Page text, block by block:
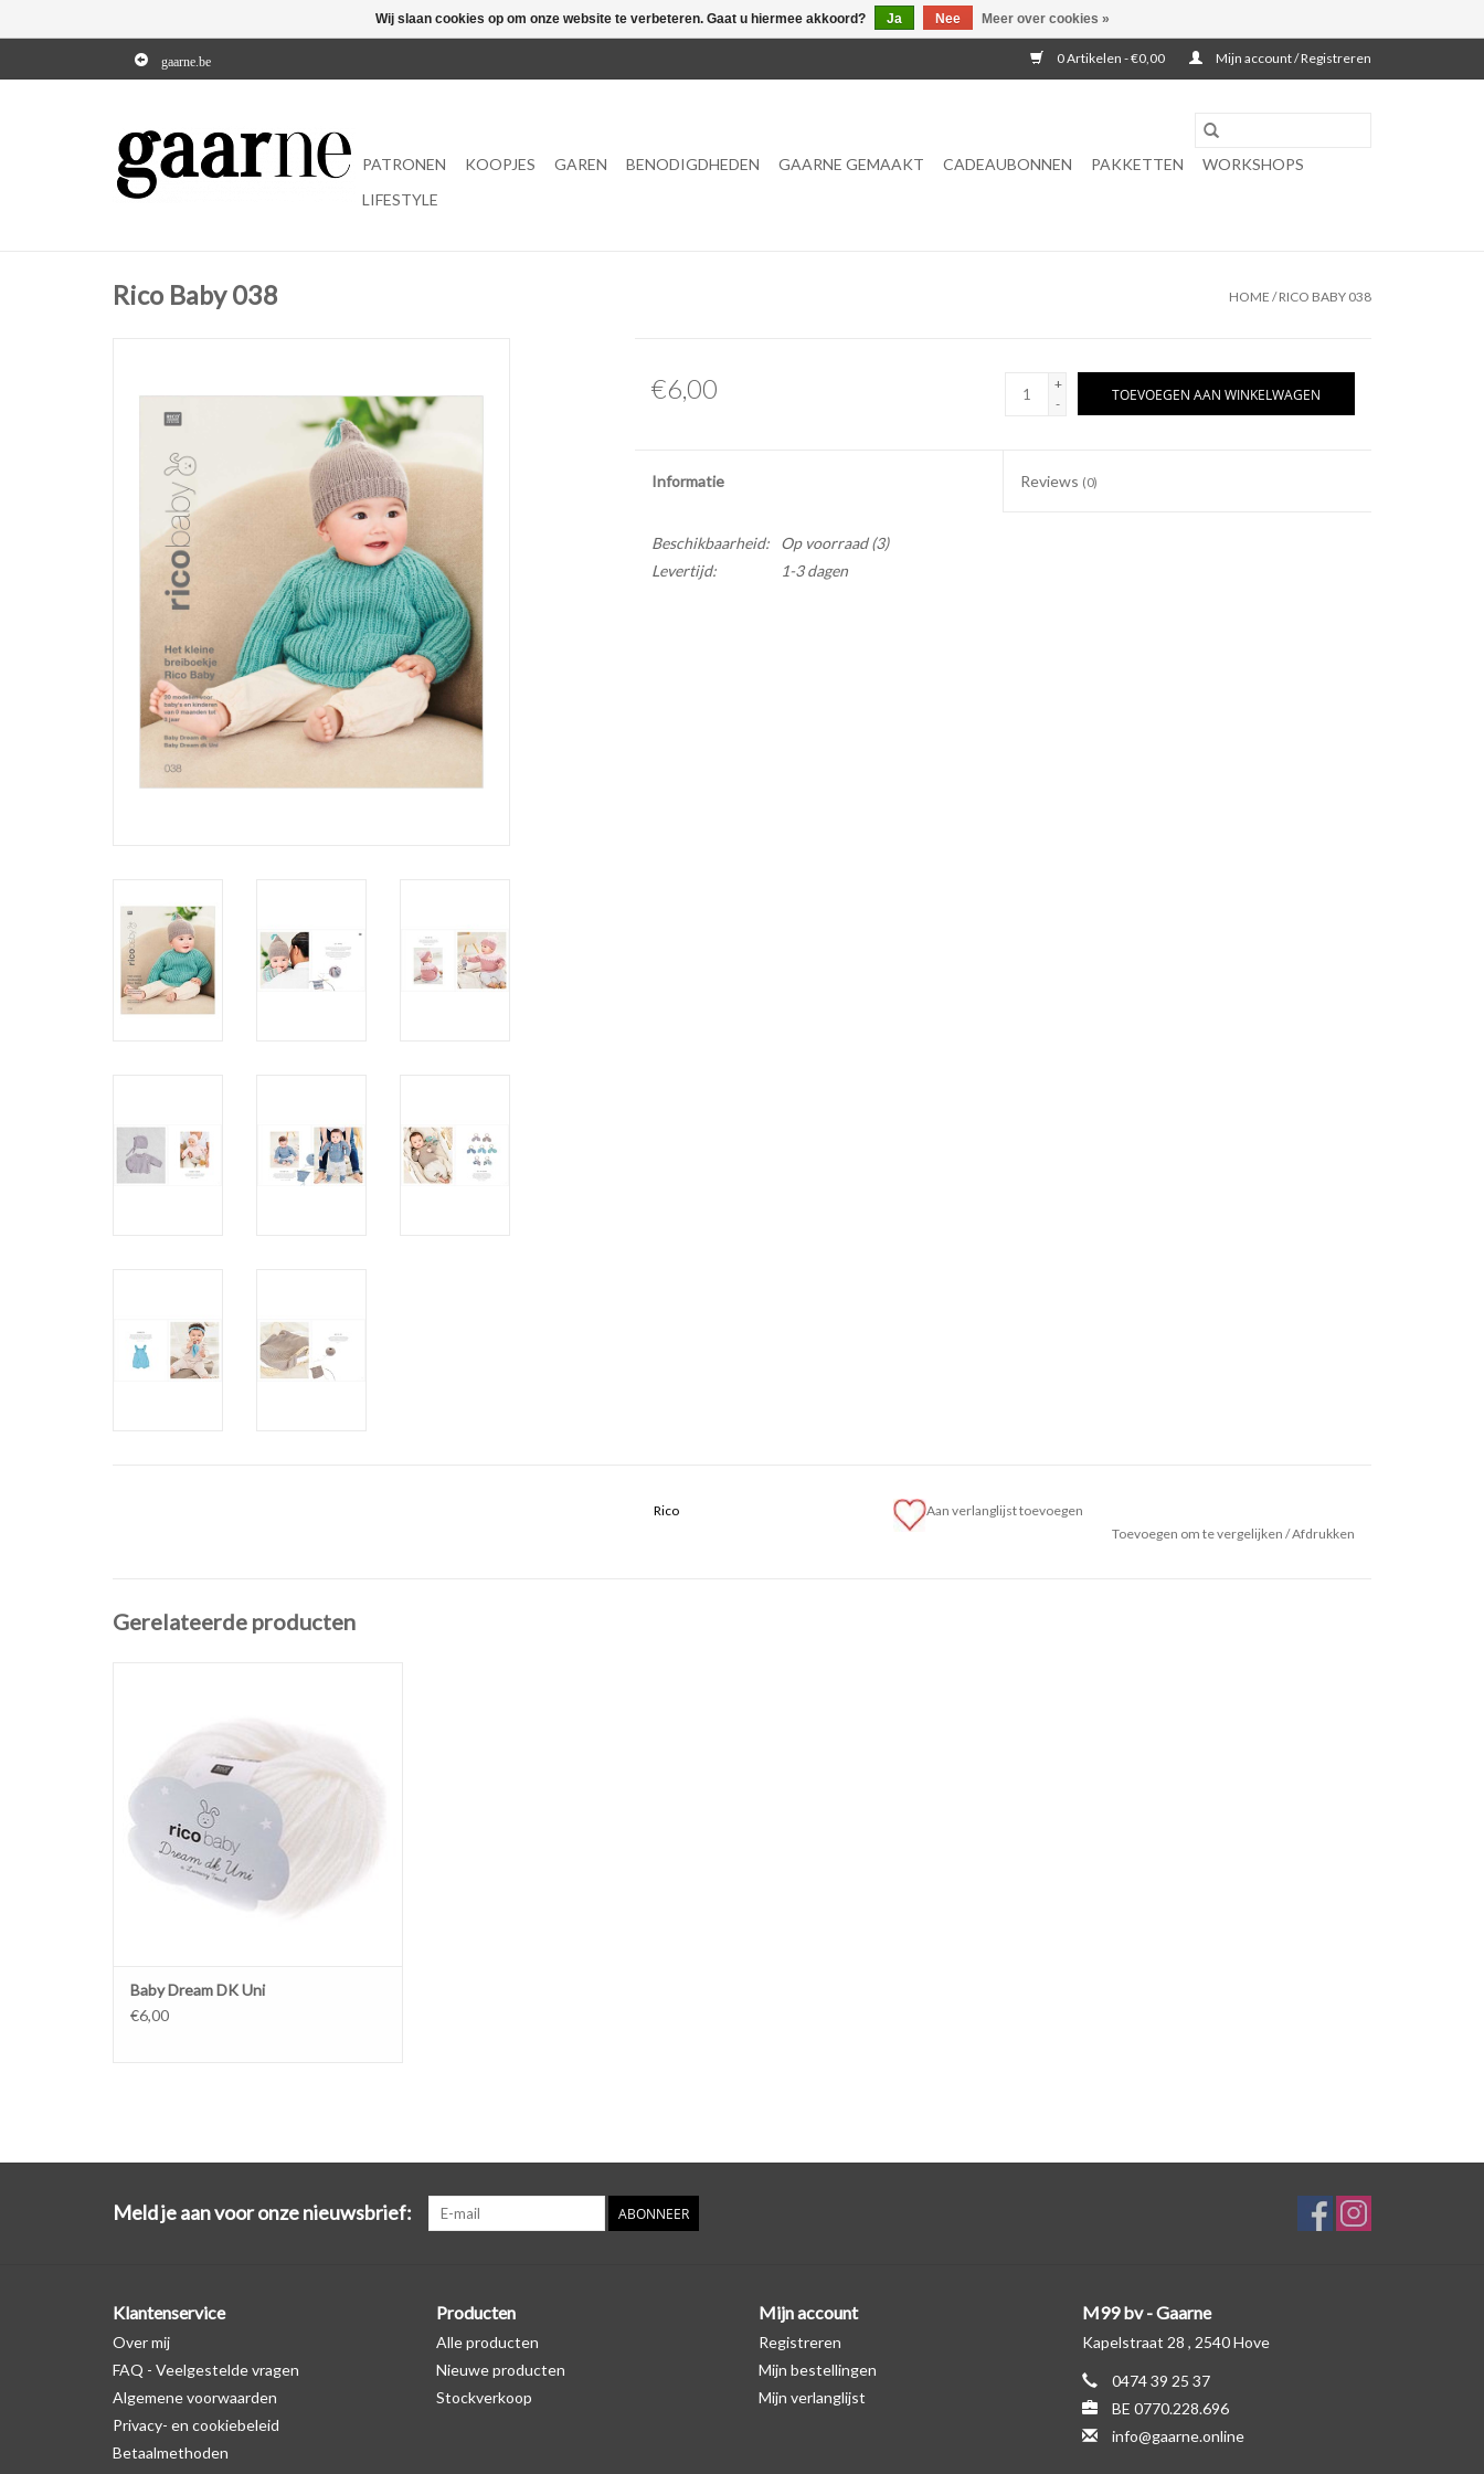
gaarne.be 0 Artikelen - €0,00 Mijn account / Registreren
PATRONEN KOOPJES GAREN BENODIGDHEDEN GAARNE GEMAAKT CADEAUBONNEN PAKKETTEN
WORKSHOPS
LIFESTYLE
Rico Baby 038 HOME /RICO BABY 038
€6,00
+
-
TOEVOEGEN AAN WINKELWAGEN
Informatie Reviews (0)
Beschikbaarheid: Op voorraad(3)
Levertijd:
1-3 dagen
Rico
Aan verlanglijst toevoegen
Toevoegen om te vergelijken /Afdrukken
Gerelateerde producten
Baby Dream DK Uni
€6,00
Meld je aan voor onze nieuwsbrief: ABONNEER
Klantenservice
Over mij
FAQ - Veelgestelde vragen
Algemene voorwaarden
Privacy- en cookiebeleid
Betaalmethoden
Producten
Alle producten
Nieuwe producten
Stockverkoop
Mijn account
Registreren
Mijn bestellingen
Mijn verlanglijst
M99 bv - Gaarne
Kapelstraat 28 , 2540 Hove
0474 39 25 37
BE 0770.228.696
info@gaarne.online
Wij slaan cookies op om onze website te verbeteren. Gaat u hiermee akkoord? Ja Nee Meer over cookies »